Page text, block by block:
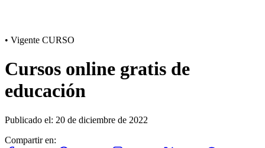
• Vigente CURSO
Cursos online gratis de
educación
Publicado el: 20 de diciembre de 2022
Compartir en: